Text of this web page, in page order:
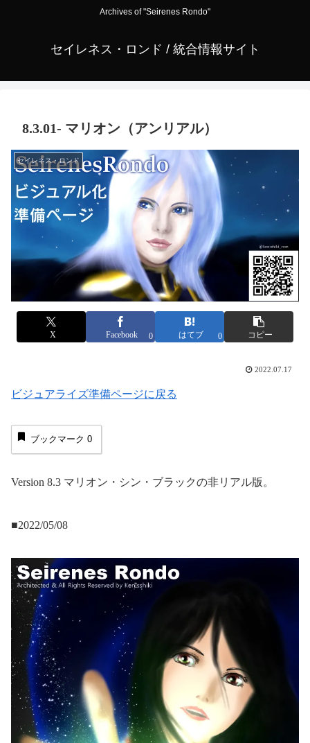
Archives of "Seirenes Rondo"
セイレネス・ロンド / 統合情報サイト
8.3.01- マリオン（アンリアル）
セイレネス・ロンド
X Facebook 0 はてブ 0 コピー
2022.07.17
ビジュアライズ準備ページに戻る
ブックマーク 0
Version 8.3 マリオン・シン・ブラックの非リアル版。
■2022/05/08